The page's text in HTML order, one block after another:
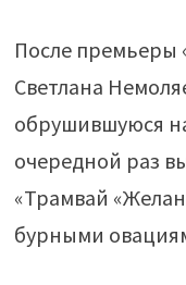
После премьеры
Светлана
обрушившуюся
очередной раз
«Трамвай
бурными